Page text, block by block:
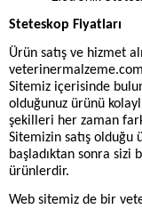
Steteskop Fiyatları
Ürün satış ve hizmet
Sitemiz içerisinde
olduğunuz ürünü
şekilleri her zaman
Sitemizin satış olduğu
başladıktan sonra
ürünlerdir.
Web sitemiz de bir